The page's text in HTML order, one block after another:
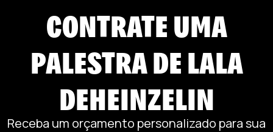
CONTRATE UMA
PALESTRA DELALA
DEHEINZELIN
Receba um orçamento personalizado para sua